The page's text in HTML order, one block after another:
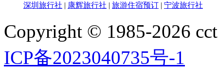
深圳旅行社 | 康辉旅行社 | 旅游住宿预订 | 宁波旅行社
Copyright © 1985-2026
ICP备2023040735号-1